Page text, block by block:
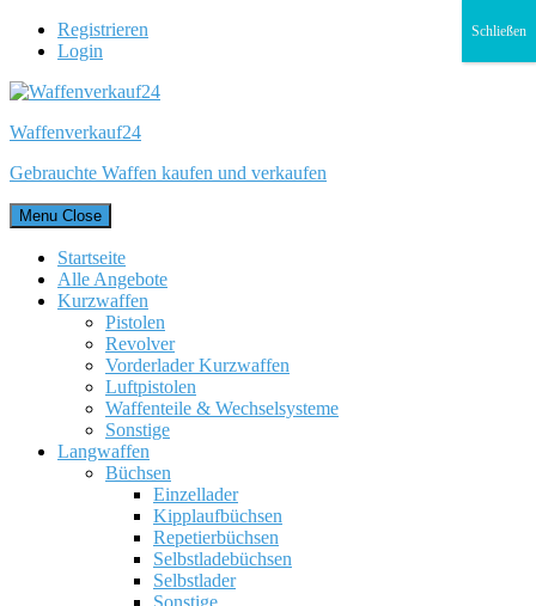
Registrieren
Login
Waffenverkauf24
Gebrauchte Waffen kaufen und verkaufen
Menu Close
Startseite
Alle Angebote
Kurzwaffen
Pistolen
Revolver
Vorderlader Kurzwaffen
Luftpistolen
Waffenteile & Wechselsysteme
Sonstige
Langwaffen
Büchsen
Einzellader
Kipplaufbüchsen
Repetierbüchsen
Selbstladebüchsen
Selbstlader
Sonstige
Schließen